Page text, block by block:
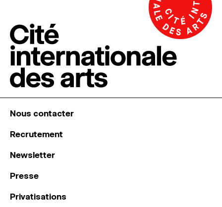
Nous contacter
Recrutement
Newsletter
Presse
Privatisations